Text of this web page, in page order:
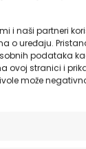
i naši partneri
o uređaju.
podataka
ovoj stranici i
može